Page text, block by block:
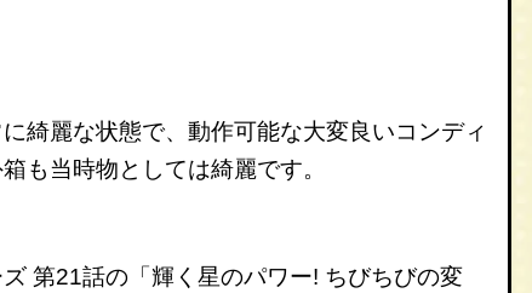
綺麗な状態で、動作可能な大変良いコンディ
も当時物としては綺麗です。
第21話の 「輝く星のパワー! ちびちびの変